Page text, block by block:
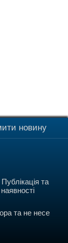
новину
та
та не несе